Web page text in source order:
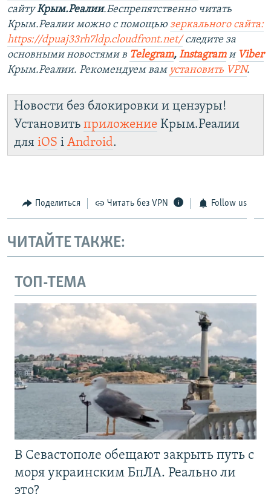
сайтуКрым.Реалии.Беспрепятственно читать
Крым.Реалии можно с помощью зеркального сайта:
https://dpuaj33rh7ldp.cloudfront.net/следите за
основными новостями в Telegram, Instagramи Viber
Крым.Реалии. Рекомендуем вам установить VPN.
Новости без блокировки и цензуры!
Установить приложение Крым.Реалии
для iOS і Android.
Поделиться Читать без VPN Follow us
ЧИТАЙТЕ ТАКЖЕ:
ТОП-ТЕМА
В Севастополе обещают закрыть путь с
моря украинским БпЛА. Реально ли
это?